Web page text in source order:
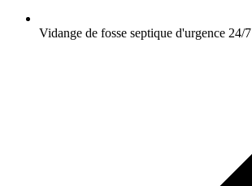
Vidange de fosse septique d'urgence 24/7